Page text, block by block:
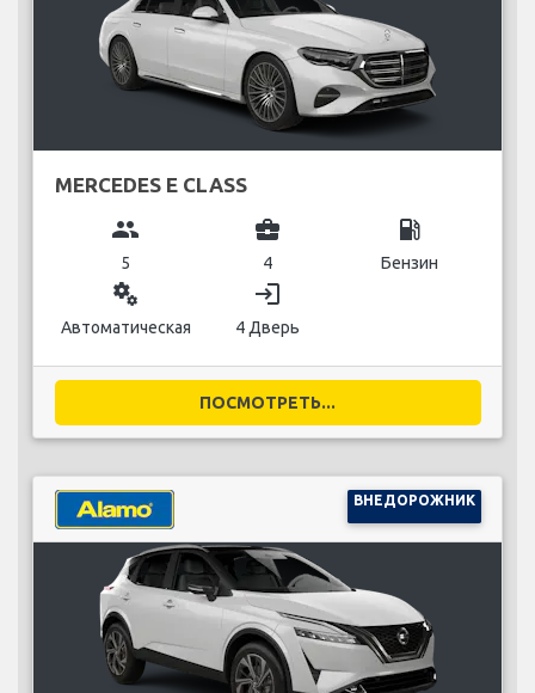
MERCEDES E CLASS
group
5
business_center
4
local_gas_station
Бензин
miscellaneous_services
Автоматическая
login
4 Дверь
ПОСМОТРЕТЬ...
ВНЕДОРОЖНИК